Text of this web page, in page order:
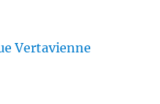
Vertavienne